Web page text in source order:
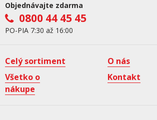
Objednávajte zdarma
0800 44 45 45
PO-PIA 7:30 až 16:00
Celý sortiment
O nás
Všetko o
nákupe
Kontakt